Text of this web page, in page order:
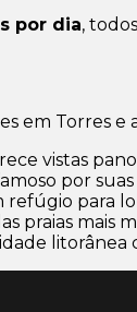
por dia,
em Torres e
vistas
por
refúgio para
praias
litorânea